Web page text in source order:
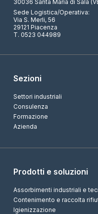
30036 Santa Maria di Sala
Sede Logistica/Operativa:
Via S. Merli, 56
29121 Piacenza
T. 0523 044989
Sezioni
Settori industriali
Consulenza
Formazione
Azienda
Prodotti e soluzioni
Assorbimenti industriali e
Contenimento e raccolta
Igienizzazione